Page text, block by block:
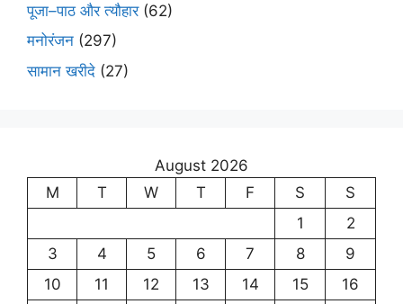
पूजा–पाठ और त्यौहार(62)
मनोरंजन (297)
सामान खरीदे (27)
August 2026
M
T W T F S
S
1
2
3
4 5 6 7 8
9
10
11 12 13 14 15
16